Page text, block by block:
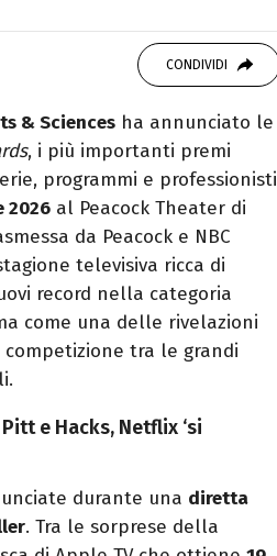
Scrivo di spettacoli, film
CONDIVIDI
& Sciences ha annunciato le
, i più importanti premi
programmi e professionisti
2026 al Peacock Theater di
da Peacock e NBC
televisiva ricca di
record nella categoria
come una delle rivelazioni
tra le grandi
e Hacks, Netflix ‘si
durante una diretta
. Tra le sorprese della